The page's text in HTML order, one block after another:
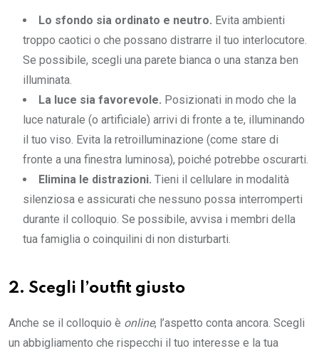
Lo sfondo sia ordinato e neutro. Evita ambienti
troppo caotici o che possano distrarre il tuo interlocutore.
Se possibile, scegli una parete bianca o una stanza ben
illuminata.
La luce sia favorevole. Posizionati in modo che la
luce naturale (o artificiale) arrivi di fronte a te, illuminando
il tuo viso. Evita la retroilluminazione (come stare di
fronte a una finestra luminosa), poiché potrebbe oscurarti.
Elimina le distrazioni. Tieni il cellulare in modalità
silenziosa e assicurati che nessuno possa interromperti
durante il colloquio. Se possibile, avvisa i membri della
tua famiglia o coinquilini di non disturbarti.
2. Scegli l’outfit giusto
Anche se il colloquio è online, l’aspetto conta ancora. Scegli
un abbigliamento che rispecchi il tuo interesse e la tua